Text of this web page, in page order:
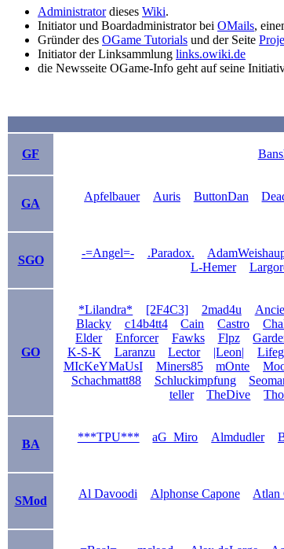
Administratordieses Wiki.
Initiator und Boardadministrator bei OMails,
Gründer des OGame Tutorials und der Seite
Initiator der Linksammlung links.owiki.de
die Newsseite OGame-Info geht auf seine
GF
GA
Apfelbauer Auris ButtonDan
SGO
-=Angel=- .Paradox.
L-Hemer
GO
*Lilandra* [2F4C3] 2mad4u
Blacky
c14b4tt4 Cain Castro
Elder
Enforcer Fawks Flpz
K-S-K
Laranzu Lector |Leon|
MIcKeYMaUsI
Miners85 mOnte
Schachmatt88
Schluckimpfung
teller
TheDive
BA
***TPU*** aG_Miro Almdudler
SMod
Al Davoodi Alphonse Capone Atlan